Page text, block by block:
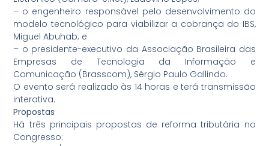
– o engenheiro responsável pelo desenvolvimento do
modelo tecnológico para viabilizar a cobrança do IBS,
Miguel Abuhab; e
– o presidente-executivo da Associação Brasileira das
Empresas de Tecnologia da Informação e
Comunicação (Brasscom), Sérgio Paulo Gallindo.
O evento será realizado às 14 horas e terá transmissão
interativa.
Propostas
Há três principais propostas de reforma tributária no
Congresso: